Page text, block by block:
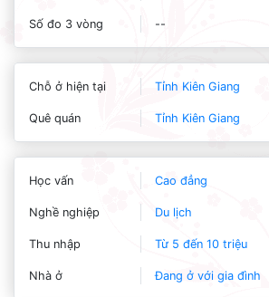
Số đo 3 vòng --
Chỗ ở hiện tại Tỉnh Kiên Giang
Quê quán Tỉnh Kiên Giang
Học vấn Cao đẳng
Nghề nghiệp Du lịch
Thu nhập Từ 5 đến 10 triệu
Nhà ở Đang ở với gia đình